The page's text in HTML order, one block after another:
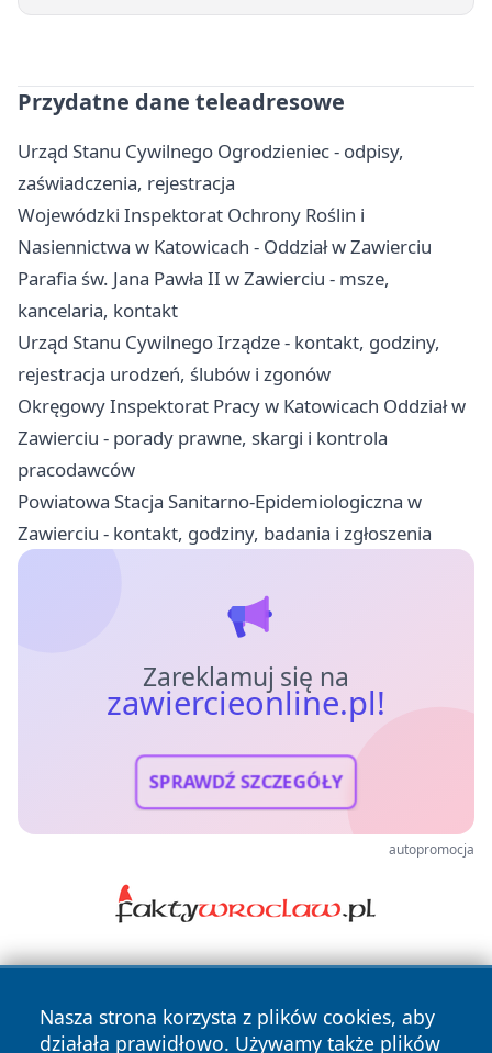
Przydatne dane teleadresowe
Urząd Stanu Cywilnego Ogrodzieniec - odpisy,
zaświadczenia, rejestracja
Wojewódzki Inspektorat Ochrony Roślin i
Nasiennictwa w Katowicach - Oddział w Zawierciu
Parafia św. Jana Pawła II w Zawierciu - msze,
kancelaria, kontakt
Urząd Stanu Cywilnego Irządze - kontakt, godziny,
rejestracja urodzeń, ślubów i zgonów
Okręgowy Inspektorat Pracy w Katowicach Oddział w
Zawierciu - porady prawne, skargi i kontrola
pracodawców
Powiatowa Stacja Sanitarno-Epidemiologiczna w
Zawierciu - kontakt, godziny, badania i zgłoszenia
Zareklamuj się na
zawiercieonline.pl!
SPRAWDŹ SZCZEGÓŁY
autopromocja
Nasza strona korzysta z plików cookies, aby
działała prawidłowo. Używamy także plików